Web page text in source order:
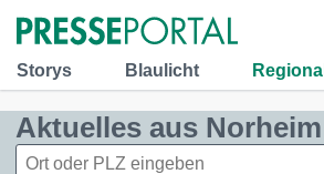
Storys Blaulicht Regional
Aktuelles aus Norheim